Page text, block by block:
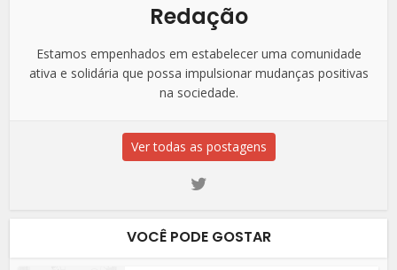
Redação
Estamos empenhados em estabelecer uma comunidade
ativa e solidária que possa impulsionar mudanças positivas
na sociedade.
Ver todas as postagens
VOCÊ PODE GOSTAR